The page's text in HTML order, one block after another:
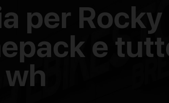
per
e